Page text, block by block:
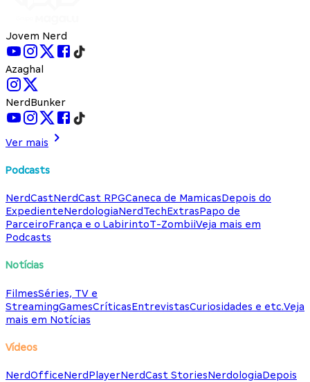
Jovem Nerd
Azaghal
NerdBunker
Ver mais
Podcasts
NerdCastNerdCast RPGCaneca de MamicasDepois do
ExpedienteNerdologiaNerdTechExtrasPapo de
ParceiroFrança e o LabirintoT-ZombiiVeja mais em
Podcasts
Notícias
FilmesSéries, TV e
StreamingGamesCríticasEntrevistasCuriosidades e etc.Veja
mais em Notícias
Vídeos
NerdOfficeNerdPlayerNerdCast StoriesNerdologiaDepois